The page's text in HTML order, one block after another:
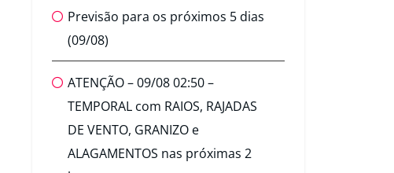
Previsão para os próximos 5 dias
(09/08)
ATENÇÃO – 09/08 02:50 –
TEMPORAL com RAIOS, RAJADAS
DE VENTO, GRANIZO e
ALAGAMENTOS nas próximas 2